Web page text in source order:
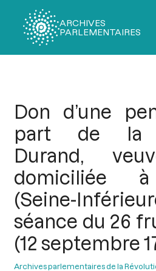
ARCHIVES
PARLEMENTAIRES
Don d’une
part de la
Durand,
domiciliée
(Seine-
séance du 26
(12 septembre
Archives parlementaires de la